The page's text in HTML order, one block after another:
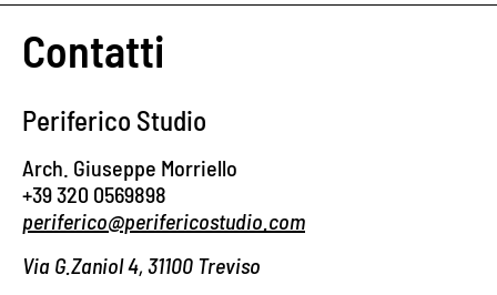
Contatti
Periferico Studio
Arch. Giuseppe Morriello
+39 320 0569898
periferico@perifericostudio.com
Via G.Zaniol 4, 31100 Treviso